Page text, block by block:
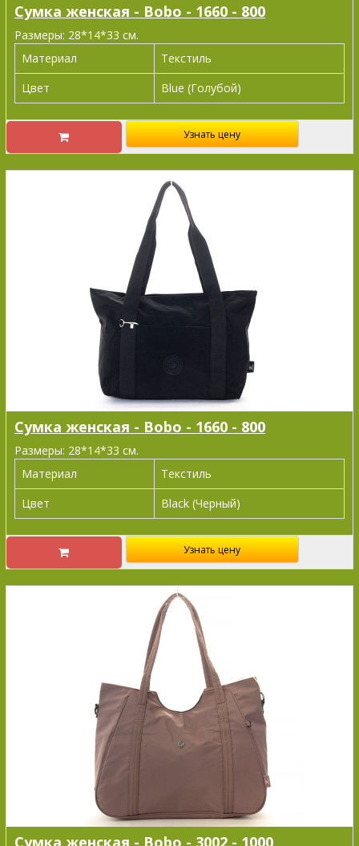
Сумка женская - Bobo - 1660 - 800
Размеры: 28*14*33 см.
Материал
Текстиль
Цвет
Blue (Голубой)
Узнать цену
Сумка женская - Bobo - 1660 - 800
Размеры: 28*14*33 см.
Материал
Текстиль
Цвет
Black (Черный)
Узнать цену
Сумка женская - Bobo - 3002 - 1000